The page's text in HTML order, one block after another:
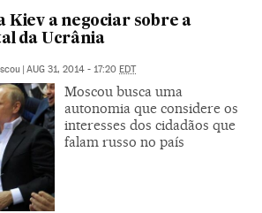
Kiev a negociar sobre a
da Ucrânia
| AUG 31, 2014 - 17:20 EDT
Moscou busca uma
autonomia que considere os
interesses dos cidadãos que
falam russo no país